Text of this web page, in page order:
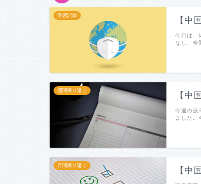
学習記録
【中
今日は、
なし、合
週間振り返り
【中
今週の振
ました。
月間振り返り
【